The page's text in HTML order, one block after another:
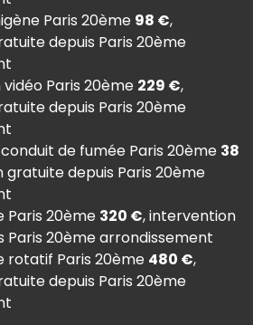
Paris 20ème 98 €,
depuis Paris 20ème
Paris 20ème 229 €,
depuis Paris 20ème
de fumée Paris 20ème 38
gratuite depuis Paris 20ème
Paris 20ème 320 €, intervention
Paris 20ème arrondissement
rotatif Paris 20ème 480 €,
depuis Paris 20ème